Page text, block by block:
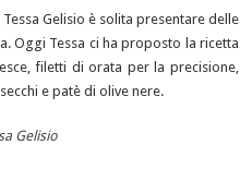
Gelisio è solita presentare delle
Oggi Tessa ci ha proposto la ricetta
filetti di orata per la precisione,
e patè di olive nere.